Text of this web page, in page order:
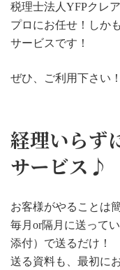
税理士法人YFPクレ
プロにお任せ！しか
サービスです！
ぜひ、ご利用下さい！
経理いらず
サービス♪
お客様がやることは
毎月or隔月に送って
添付）で送るだけ！
送る資料も、最初に